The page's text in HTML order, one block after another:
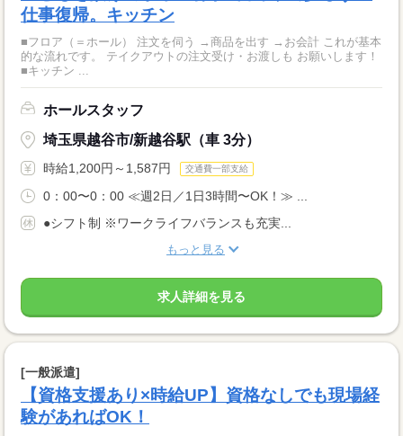
仕事復帰。キッチン
■フロア（＝ホール） 注文を伺う →商品を出す →お会計 これが基本
的な流れです。 テイクアウトの注文受け・お渡しも お願いします！
■キッチン ...
ホールスタッフ
埼玉県越谷市/新越谷駅（車 3分）
時給1,200円～1,587円 交通費一部支給
0：00〜0：00 ≪週2日／1日3時間〜OK！≫ ...
●シフト制 ※ワークライフバランスも充実...
もっと見る
求人詳細を見る
[一般派遣]
【資格支援あり×時給UP】資格なしでも現場経
験があればOK！